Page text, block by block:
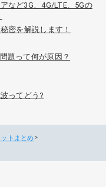
など3G、4G/LTE、5Gの
密を解説します！
題って何が原因？
ってどう?
トまとめ